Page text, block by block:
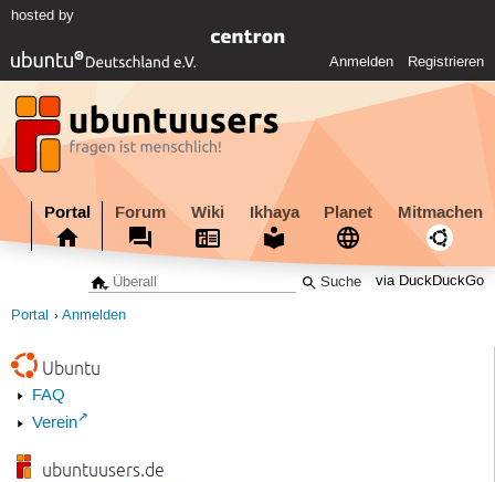
hosted by
Anmelden Registrieren
Portal Forum Wiki Ikhaya Planet Mitmachen
via DuckDuckGo
Portal Anmelden
Ubuntu
FAQ
Verein
ubuntuusers.de